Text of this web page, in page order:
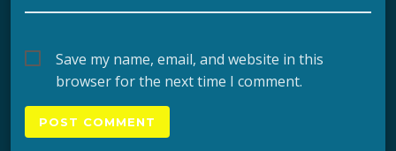
Save my name, email, and website in this
browser for the next time I comment.